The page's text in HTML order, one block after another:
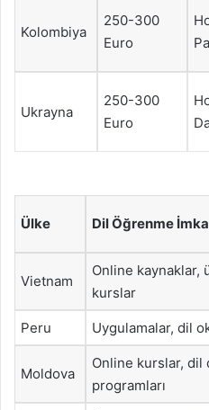
Kolombiya
250-300
Euro
Ukrayna
250-300
Euro
Ülke Dil Öğrenme
Vietnam
Online kaynaklar,
kurslar
Peru Uygulamalar, dil
Moldova
Online kurslar, dil
programları